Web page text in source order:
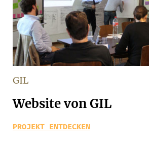
GIL
Website von GIL
PROJEKT ENTDECKEN